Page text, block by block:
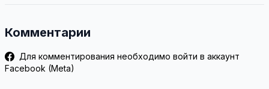
Комментарии
Для комментирования необходимо войти в аккаунт
Facebook (Meta)